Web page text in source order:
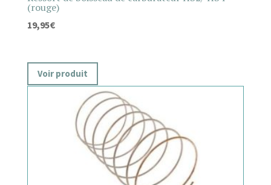
(rouge)
19,95€
Voir produit